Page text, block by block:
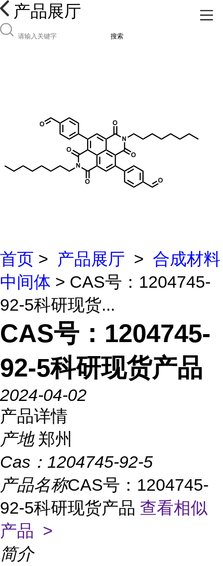
产品展厅
搜索
首页 > 产品展厅 > 合成材料
中间体 > CAS号：1204745-
92-5科研现货...
CAS号：1204745-
92-5科研现货产品
2024-04-02
产品详情
产地 郑州
Cas： 1204745-92-5
产品名称CAS号：1204745-
92-5科研现货产品 查看相似
产品 >
简介